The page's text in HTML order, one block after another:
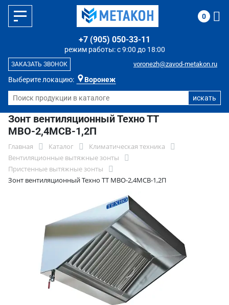
Выберите локацию: Воронеж
режим работы: с 9:00 до 18:00
+7 (905) 050-33-11
voronezh@zavod-metakon.ru
ЗАКАЗАТЬ ЗВОНОК
0
Зонт вентиляционный Техно ТТ
МВО-2,4МСВ-1,2П
Главная Каталог
Климатическая техника
Вентиляционные вытяжные зонты
Пристенные вытяжные зонты
Зонт вентиляционный Техно ТТ МВО-2,4МСВ-1,2П